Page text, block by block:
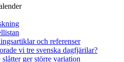
och referenser
vi tre svenska dagfjärilar?
slåtter ger större variation